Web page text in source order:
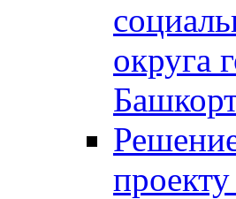
округа